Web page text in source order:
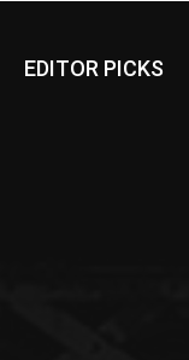
EDITOR PICKS